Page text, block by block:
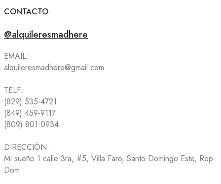
CONTACTO
@alquileresmadhere
EMAIL:
alquileresmadhere@gmail.com
TELF.:
(829) 535-4721
(849) 459-9117
(809) 801-0934
DIRECCIÓN:
Mi sueño 1 calle 3ra, #5, Villa Faro, Santo Domingo Este, Rep.
Dom.